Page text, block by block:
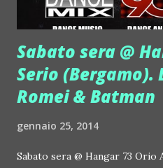
Sabato sera @
Serio (Bergamo).
Romei & Batman
gennaio 25, 2014
Sabato sera @ Hangar 73 Orio